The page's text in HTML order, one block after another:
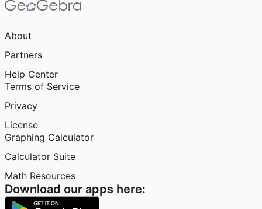
About
Partners
Help Center
Terms of Service
Privacy
License
Graphing Calculator
Calculator Suite
Math Resources
Download our apps here: